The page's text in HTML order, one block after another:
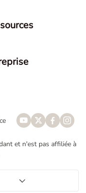
et n'est pas affiliée à